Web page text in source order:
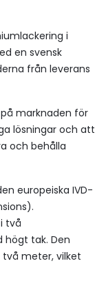
i
en svensk
från leverans
marknaden för
lösningar och att
och behålla
europeiska IVD-
två
högt tak. Den
meter, vilket